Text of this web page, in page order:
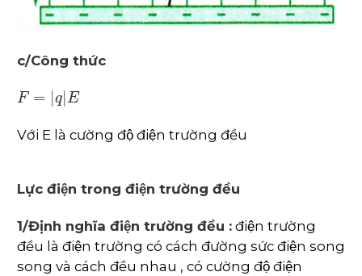
c/Công thức
F= E
Với E là cường độ điện trường đều
Lực điện trong điện trường đều
1/Định nghĩa điện trường đều : điện trường
đều là điện trường có cách đường sức điện song
song và cách đều nhau , có cường độ điện